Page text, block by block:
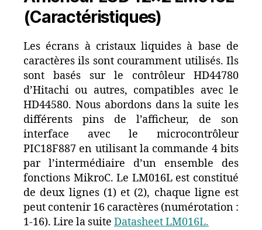
(Caractéristiques)
Les écrans à cristaux liquides à base de
caractères ils sont couramment utilisés. Ils
sont basés sur le contrôleur HD44780
d’Hitachi ou autres, compatibles avec le
HD44580. Nous abordons dans la suite les
différents pins de l’afficheur, de son
interface avec le microcontrôleur
PIC18F887 en utilisant la commande 4 bits
par l’intermédiaire d’un ensemble des
fonctions MikroC. Le LM016L est constitué
de deux lignes (1) et (2), chaque ligne est
peut contenir 16 caractères (numérotation :
1-16). Lire la suite Datasheet LM016L.